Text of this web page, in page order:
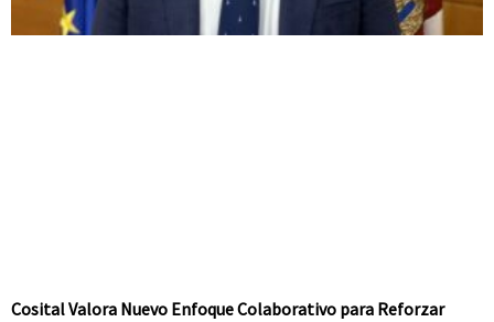
Cosital Valora Nuevo Enfoque Colaborativo para Reforzar